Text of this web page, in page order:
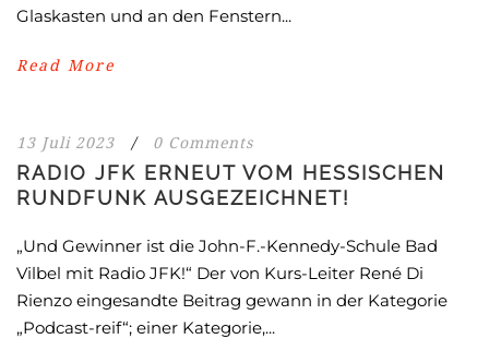
Glaskasten und an den Fenstern...
Read More
13 Juli 2023 / 0 Comments
RADIO JFK ERNEUT VOM HESSISCHEN
RUNDFUNK AUSGEZEICHNET!
„Und Gewinner ist die John-F.-Kennedy-Schule Bad
Vilbel mit Radio JFK!“ Der von Kurs-Leiter René Di
Rienzo eingesandte Beitrag gewann in der Kategorie
„Podcast-reif“; einer Kategorie,...